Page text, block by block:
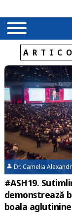
Dr. Camelia
#ASH19.
demonstrează
boala